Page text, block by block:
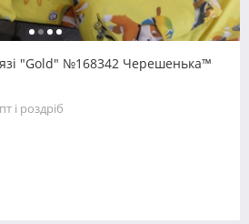
"Gold" №168342 Черешенька™
і роздріб